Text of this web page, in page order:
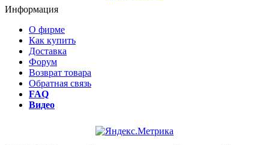
Информация
О фирме
Как купить
Доставка
Форум
Возврат товара
Обратная связь
FAQ
Видео